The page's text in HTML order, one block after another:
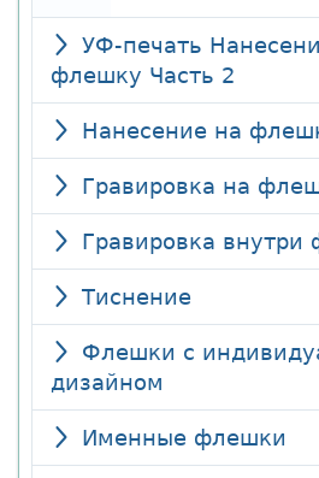
УФ-печать
флешку Часть 2
Нанесение на
Гравировка на
Гравировка внутри
Тиснение
Флешки с
дизайном
Именные флешки